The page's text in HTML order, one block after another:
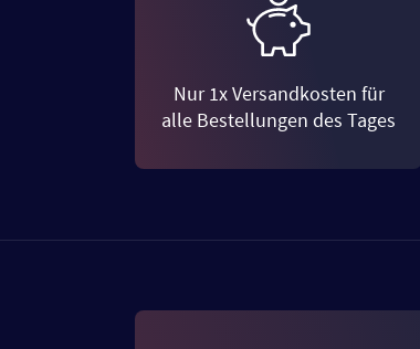
Nur 1x Versandkosten für
alle Bestellungen des Tages